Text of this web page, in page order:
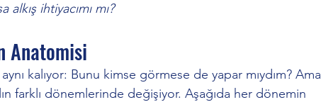
alkış ihtiyacımı mı?
Anatomisi
kalıyor: Bunu kimse görmese de yapar mıydım? Ama
farklı dönemlerinde değişiyor. Aşağıda her dönemin